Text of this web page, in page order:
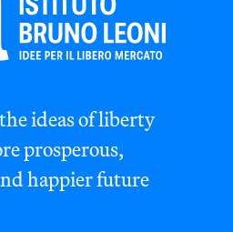
ideas of liberty
prosperous,
happier future